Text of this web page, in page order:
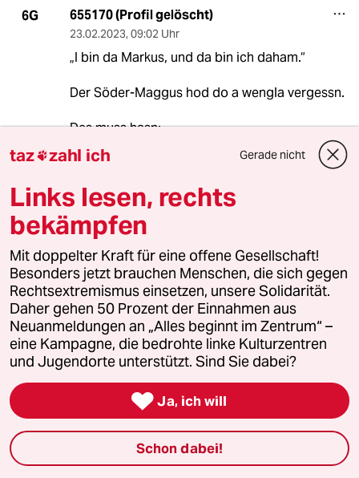
6G 655170 (Profil gelöscht)
23.02.2023, 09:02 Uhr
„I bin da Markus, und da bin ich daham.“
Der Söder-Maggus hod do a wengla vergessn.
Des muss hasn:
"I bin da Maggus und do mus i daham sei.
Weil's mi in Belin ned gwolld ham, damols
2021."
A AlexMasterP
23.02.2023,08:38 Uhr
Mit Verlaub, ich frage mich: Wer hat diesem
Typen eigentlich in den Denkapparat gekotet?!
Wurstfinger Joe
@AlexMasterP:
Das kommt vom Crystal-Mett, da
taz zahl ich Gerade nicht
Links lesen, rechts
bekämpfen
Mit doppelter Kraft für eine offene Gesellschaft!
Besonders jetzt brauchen Menschen, die sich gegen
Rechtsextremismus einsetzen, unsere Solidarität.
Daher gehen 50 Prozent der Einnahmen aus
Neuanmeldungen an „Alles beginnt im Zentrum“ –
eine Kampagne, die bedrohte linke Kulturzentren
und Jugendorte unterstützt. Sind Sie dabei?
 Ja, ich will
Schon dabei!